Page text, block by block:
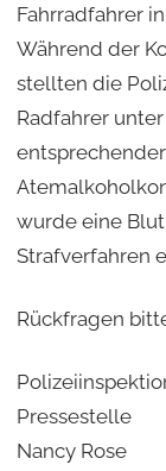
Fahrradfahrer
Während der
stellten die
Radfahrer
wurde eine
Strafverfahren
Rückfragen
Pressestelle
Nancy Rose